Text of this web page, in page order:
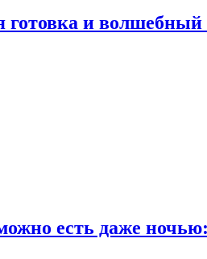
готовка и волшебный
есть даже